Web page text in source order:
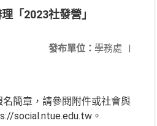
「2023社發營」
發布單位： 學務處 |
簡章，請參閱附件或社會與
social.ntue.edu.tw。